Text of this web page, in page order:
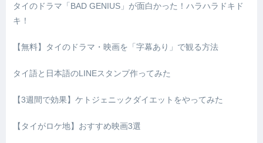
タイのドラマ「BAD GENIUS」が面白かった！ハラハラドキド
キ！
【無料】タイのドラマ・映画を「字幕あり」で観る方法
タイ語と日本語のLINEスタンプ作ってみた
【3週間で効果】ケトジェニックダイエットをやってみた
【タイがロケ地】おすすめ映画3選